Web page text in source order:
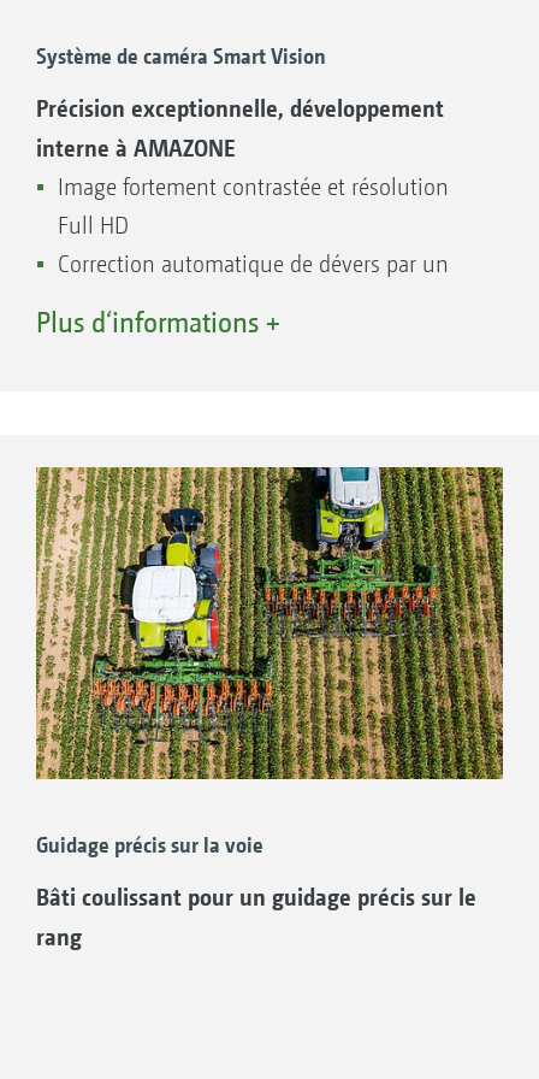
Avec précision rang après rang avec un copilote
Déport hydraulique du bâti coulissant via le
volant
Pour les cultures spéciales ou les cultures à
des stades très précoces de croissance
Sauvegarde de sécurité pour les cultures
intégré pour boisson et d’un support de
parasol
Système de caméra Smart Vision
Précision exceptionnelle, développement
interne à AMAZONE
Image fortement contrastée et résolution
Full HD
Correction automatique de dévers par un
capteur d’inclinaison
Identification des plantes à partir de 2 x 2
Écran 10 pouces, haute résolution
Caméra WorkCam complémentaire possible,
dirigée vers les outils de binage
Éclairage pour travailler de nuit
Plus d‘informations +
Guidage précis sur la voie
Bâti coulissant pour un guidage précis sur le
rang